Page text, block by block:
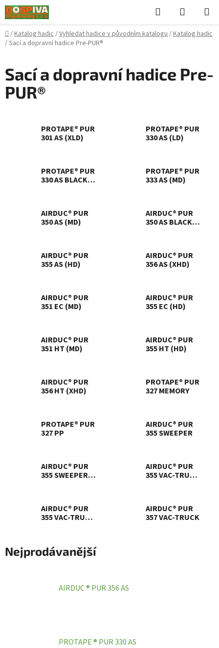
Přejít
na
obsah
Hledat
KOŠÍK
Domů
/Katalog hadic/Vyhledat hadice v původním katalogu/Katalog hadic
/Sací a dopravní hadice Pre-PUR®
Sací a dopravní hadice Pre-
PUR®
PROTAPE® PUR
301 AS (XLD)
PROTAPE® PUR
330 AS (LD)
PROTAPE® PUR
330 AS BLACK
PROTAPE® PUR
333 AS (MD)
AIRDUC® PUR
350 AS (MD)
AIRDUC® PUR
350 AS BLACK
AIRDUC® PUR
355 AS (HD)
AIRDUC® PUR
356 AS (XHD)
AIRDUC® PUR
351 EC (MD)
AIRDUC® PUR
355 EC (HD)
AIRDUC® PUR
351 HT (MD)
AIRDUC® PUR
355 HT (HD)
AIRDUC® PUR
356 HT (XHD)
PROTAPE® PUR
327 MEMORY
PROTAPE® PUR
327 PP
AIRDUC® PUR
355 SWEEPER
AIRDUC® PUR
355 SWEEPER
AIRDUC® PUR
355 VAC-TRUCK
AIRDUC® PUR
355 VAC-TRUCK
AIRDUC® PUR
357 VAC-TRUCK
Nejprodávanější
AIRDUC ® PUR 356 AS
PROTAPE ® PUR 330 AS